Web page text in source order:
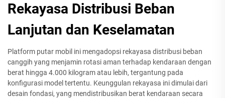
Rekayasa Distribusi Beban
Lanjutan dan Keselamatan
Platform putar mobil ini mengadopsi rekayasa distribusi beban
canggih yang menjamin rotasi aman terhadap kendaraan dengan
berat hingga 4.000 kilogram atau lebih, tergantung pada
konfigurasi model tertentu. Keunggulan rekayasa ini dimulai dari
desain fondasi, yang mendistribusikan berat kendaraan secara